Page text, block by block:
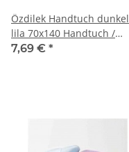
Özdilek Handtuch dunkel
lila 70x140 Handtuch /
Handtücher
7,69 € *